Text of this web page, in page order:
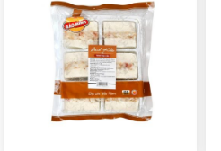
Xuất xứ: Việt Nam
-Bánh Khảo được sản xuất
CP Bánh mứt kẹo Bảo Minh